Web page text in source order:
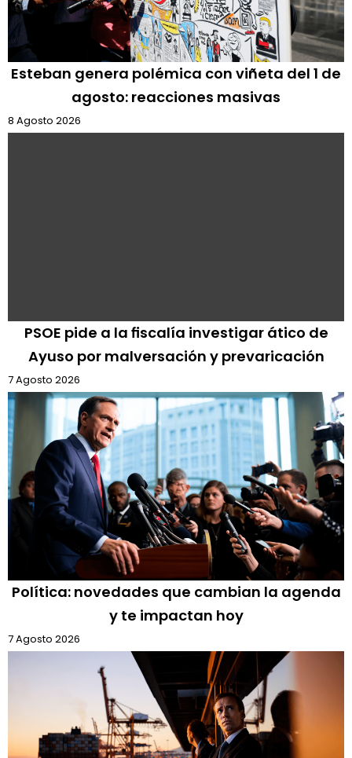
Esteban genera polémica con viñeta del 1 de
agosto: reacciones masivas
8 Agosto 2026
PSOE pide a la fiscalía investigar ático de
Ayuso por malversación y prevaricación
7 Agosto 2026
Política: novedades que cambian la agenda
y te impactan hoy
7 Agosto 2026